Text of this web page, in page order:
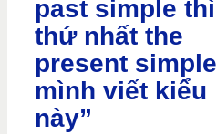
past simple thì
thứ nhất the
present simple
mình viết kiểu
này”